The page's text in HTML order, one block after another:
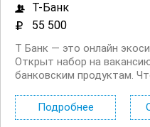
Т-Банк
55 500
Т Банк — это онлайн
Открыт набор на
банковским продуктам.
на входящих звонках
— заниматься поиском
Подробнее